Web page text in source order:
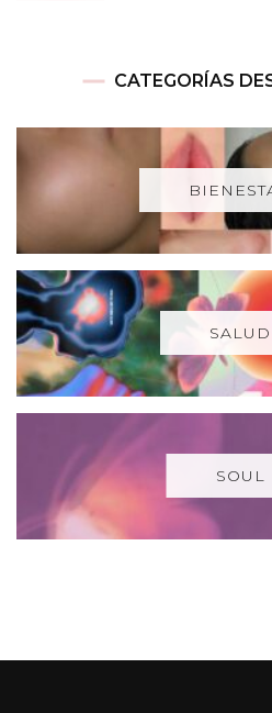
CATEGORÍAS
SALUD
SOUL